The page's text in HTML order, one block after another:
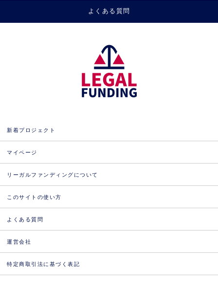
よくある質問
新着プロジェクト
マイページ
リーガルファンディングについて
このサイトの使い方
よくある質問
運営会社
特定商取引法に基づく表記